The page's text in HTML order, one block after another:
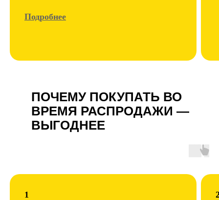
Подробнее
ПОЧЕМУ ПОКУПАТЬ ВО
ВРЕМЯ РАСПРОДАЖИ —
ВЫГОДНЕЕ
1